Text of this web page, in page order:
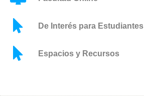
De Interés para Estudiantes
Espacios y Recursos